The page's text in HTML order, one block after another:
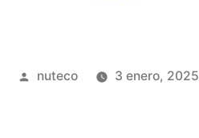
Publicada
nuteco 3 enero, 2025